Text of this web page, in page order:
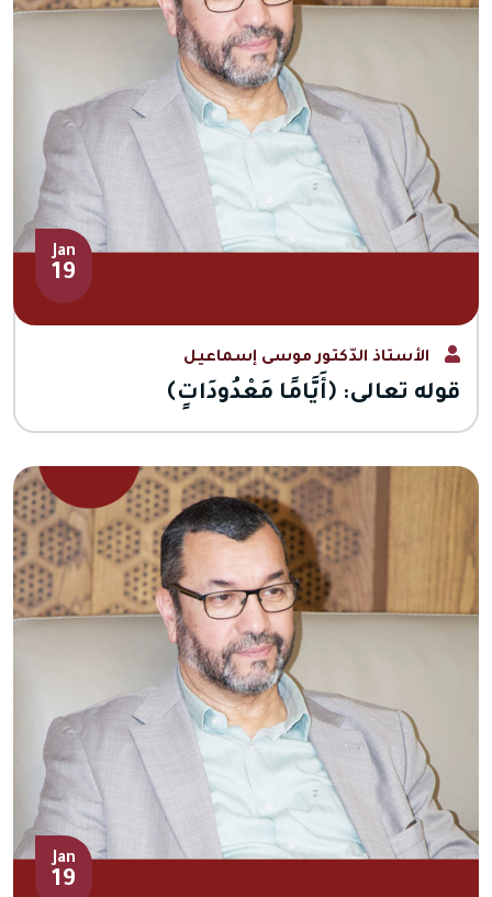
Jan
19
الأستاذ الدّكتور موسى إسماعيل
قوله تعالى: ﴿أَيَّامًا مَعْدُودَاتٍ﴾
Jan
19